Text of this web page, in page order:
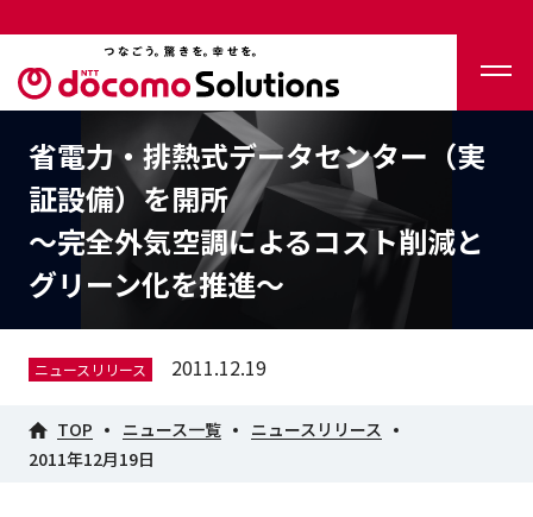
省電力・排熱式データセンター（実
証設備）を開所
～完全外気空調によるコスト削減と
グリーン化を推進～
ニュースリリース 2011.12.19
TOP ニュース一覧
ニュースリリース
2011年12月19日